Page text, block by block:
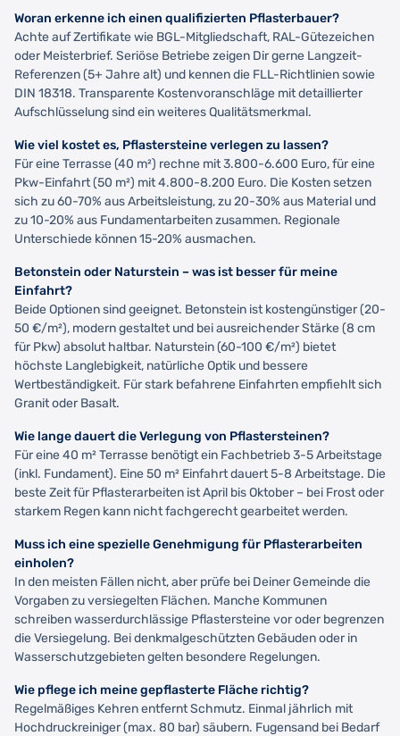
Woran erkenne ich einen qualifizierten Pflasterbauer?
Achte auf Zertifikate wie BGL-Mitgliedschaft, RAL-Gütezeichen
oder Meisterbrief. Seriöse Betriebe zeigen Dir gerne Langzeit-
Referenzen (5+ Jahre alt) und kennen die FLL-Richtlinien sowie
DIN 18318. Transparente Kostenvoranschläge mit detaillierter
Aufschlüsselung sind ein weiteres Qualitätsmerkmal.
Wie viel kostet es, Pflastersteine verlegen zu lassen?
Für eine Terrasse (40 m²) rechne mit 3.800-6.600 Euro, für eine
Pkw-Einfahrt (50 m²) mit 4.800-8.200 Euro. Die Kosten setzen
sich zu 60-70% aus Arbeitsleistung, zu 20-30% aus Material und
zu 10-20% aus Fundamentarbeiten zusammen. Regionale
Unterschiede können 15-20% ausmachen.
Betonstein oder Naturstein – was ist besser für meine
Einfahrt?
Beide Optionen sind geeignet. Betonstein ist kostengünstiger (20-
50 €/m²), modern gestaltet und bei ausreichender Stärke (8 cm
für Pkw) absolut haltbar. Naturstein (60-100 €/m²) bietet
höchste Langlebigkeit, natürliche Optik und bessere
Wertbeständigkeit. Für stark befahrene Einfahrten empfiehlt sich
Granit oder Basalt.
Wie lange dauert die Verlegung von Pflastersteinen?
Für eine 40 m² Terrasse benötigt ein Fachbetrieb 3-5 Arbeitstage
(inkl. Fundament). Eine 50 m² Einfahrt dauert 5-8 Arbeitstage. Die
beste Zeit für Pflasterarbeiten ist April bis Oktober – bei Frost oder
starkem Regen kann nicht fachgerecht gearbeitet werden.
Muss ich eine spezielle Genehmigung für Pflasterarbeiten
einholen?
In den meisten Fällen nicht, aber prüfe bei Deiner Gemeinde die
Vorgaben zu versiegelten Flächen. Manche Kommunen
schreiben wasserdurchlässige Pflastersteine vor oder begrenzen
die Versiegelung. Bei denkmalgeschützten Gebäuden oder in
Wasserschutzgebieten gelten besondere Regelungen.
Wie pflege ich meine gepflasterte Fläche richtig?
Regelmäßiges Kehren entfernt Schmutz. Einmal jährlich mit
Hochdruckreiniger (max. 80 bar) säubern. Fugensand bei Bedarf